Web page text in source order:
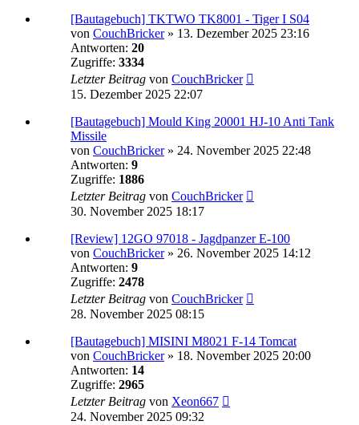
[Bautagebuch] TKTWO TK8001 - Tiger I S04
von CouchBricker» 13. Dezember 2025 23:16
Antworten: 20
Zugriffe: 3334
Letzter Beitrag von CouchBricker
15. Dezember 2025 22:07
[Bautagebuch] Mould King 20001 HJ-10 Anti Tank
Missile
von CouchBricker» 24. November 2025 22:48
Antworten: 9
Zugriffe: 1886
Letzter Beitrag von CouchBricker
30. November 2025 18:17
[Review] 12GO 97018 - Jagdpanzer E-100
von CouchBricker» 26. November 2025 14:12
Antworten: 9
Zugriffe: 2478
Letzter Beitrag von CouchBricker
28. November 2025 08:15
[Bautagebuch] MISINI M8021 F-14 Tomcat
von CouchBricker» 18. November 2025 20:00
Antworten: 14
Zugriffe: 2965
Letzter Beitrag von Xeon667
24. November 2025 09:32